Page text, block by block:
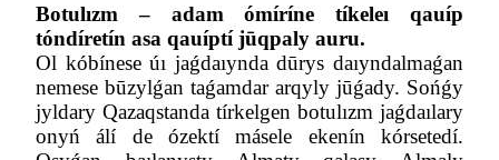
Botulızm – adam ómíríne tíkeleı qauíp
tóndíretín asa qauíptí jūqpaly auru.
Ol kóbínese úı jaǵdaıynda dūrys daıyndalmaǵan
nemese būzylǵan taǵamdar arqyly jūǵady. Sońǵy
jyldary Qazaqstanda tírkelgen botulızm jaǵdaılary
onyń álí de ózektí másele ekenín kórsetedí.